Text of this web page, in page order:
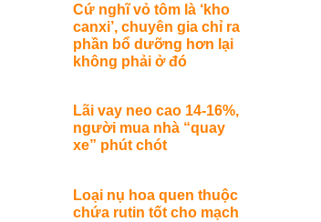
Cứ nghĩ vỏ tôm là ‘kho
canxi’, chuyên gia chỉ ra
phần bổ dưỡng hơn lại
không phải ở đó
Lãi vay neo cao 14-16%,
người mua nhà “quay
xe” phút chót
Loại nụ hoa quen thuộc
chứa rutin tốt cho mạch